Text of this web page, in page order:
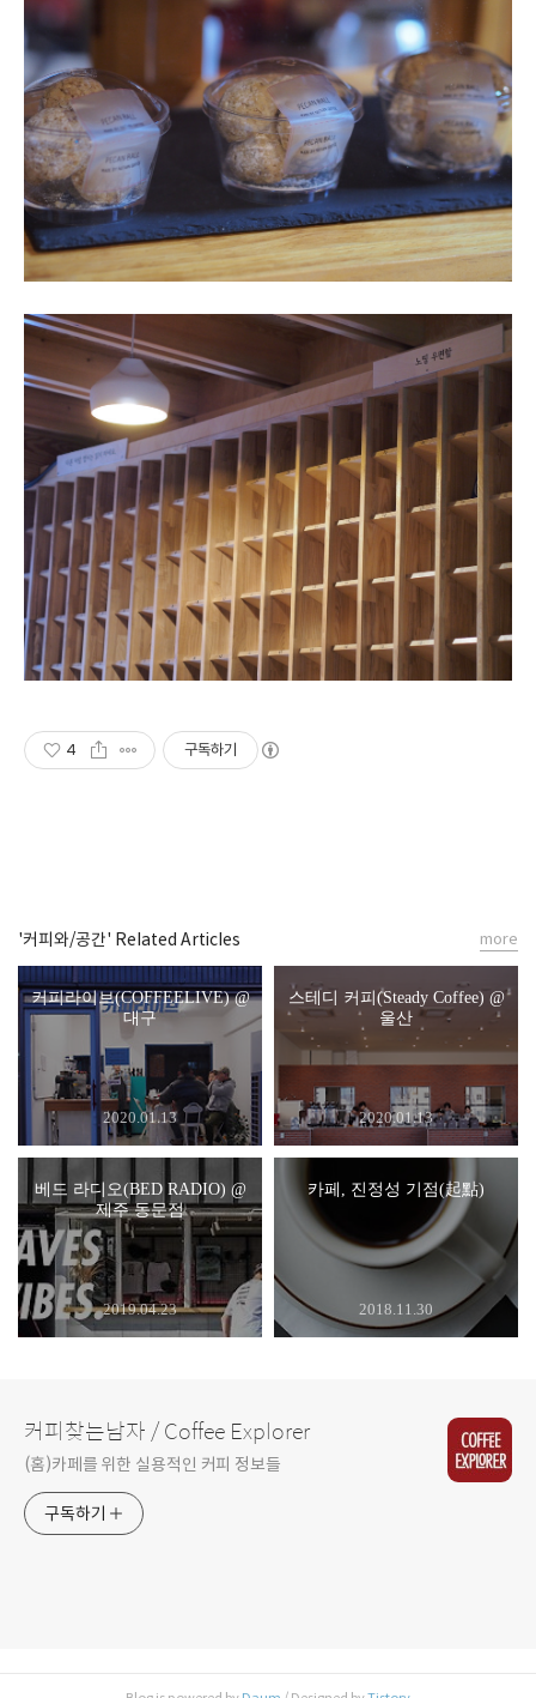
4 구독하기
'커피와/공간' Related Articles
커피라이브(COFFEELIVE) @
대구
2020.01.13
스테디 커피(Steady Coffee) @
울산
2020.01.13
베드 라디오(BED RADIO) @
제주 동문점
2019.04.23
카페, 진정성 기점(起點)
2018.11.30
more
커피찾는남자 / Coffee Explorer
(홈)카페를 위한 실용적인 커피 정보들
구독하기